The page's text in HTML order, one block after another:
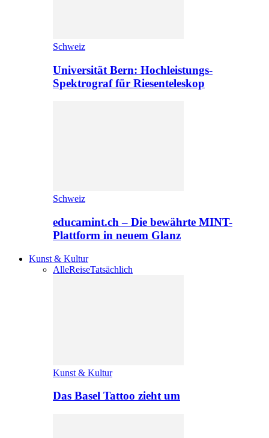
Schweiz
Universität Bern: Hochleistungs-
Spektrograf für Riesenteleskop
Schweiz
educamint.ch – Die bewährte MINT-
Plattform in neuem Glanz
Kunst & Kultur
AlleReiseTatsächlich
Kunst & Kultur
Das Basel Tattoo zieht um